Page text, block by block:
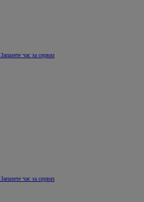
Запазете час за сервиз
Запазете час за сервиз